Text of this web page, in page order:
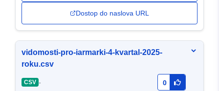
Dostop do naslova URL
vidomosti-pro-iarmarki-4-kvartal-2025-
roku.csv
CSV - 0